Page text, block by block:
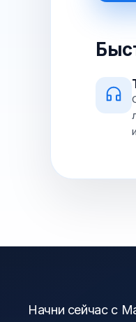
Начни сейчас с